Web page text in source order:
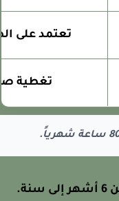
تعتمد على
تغطية